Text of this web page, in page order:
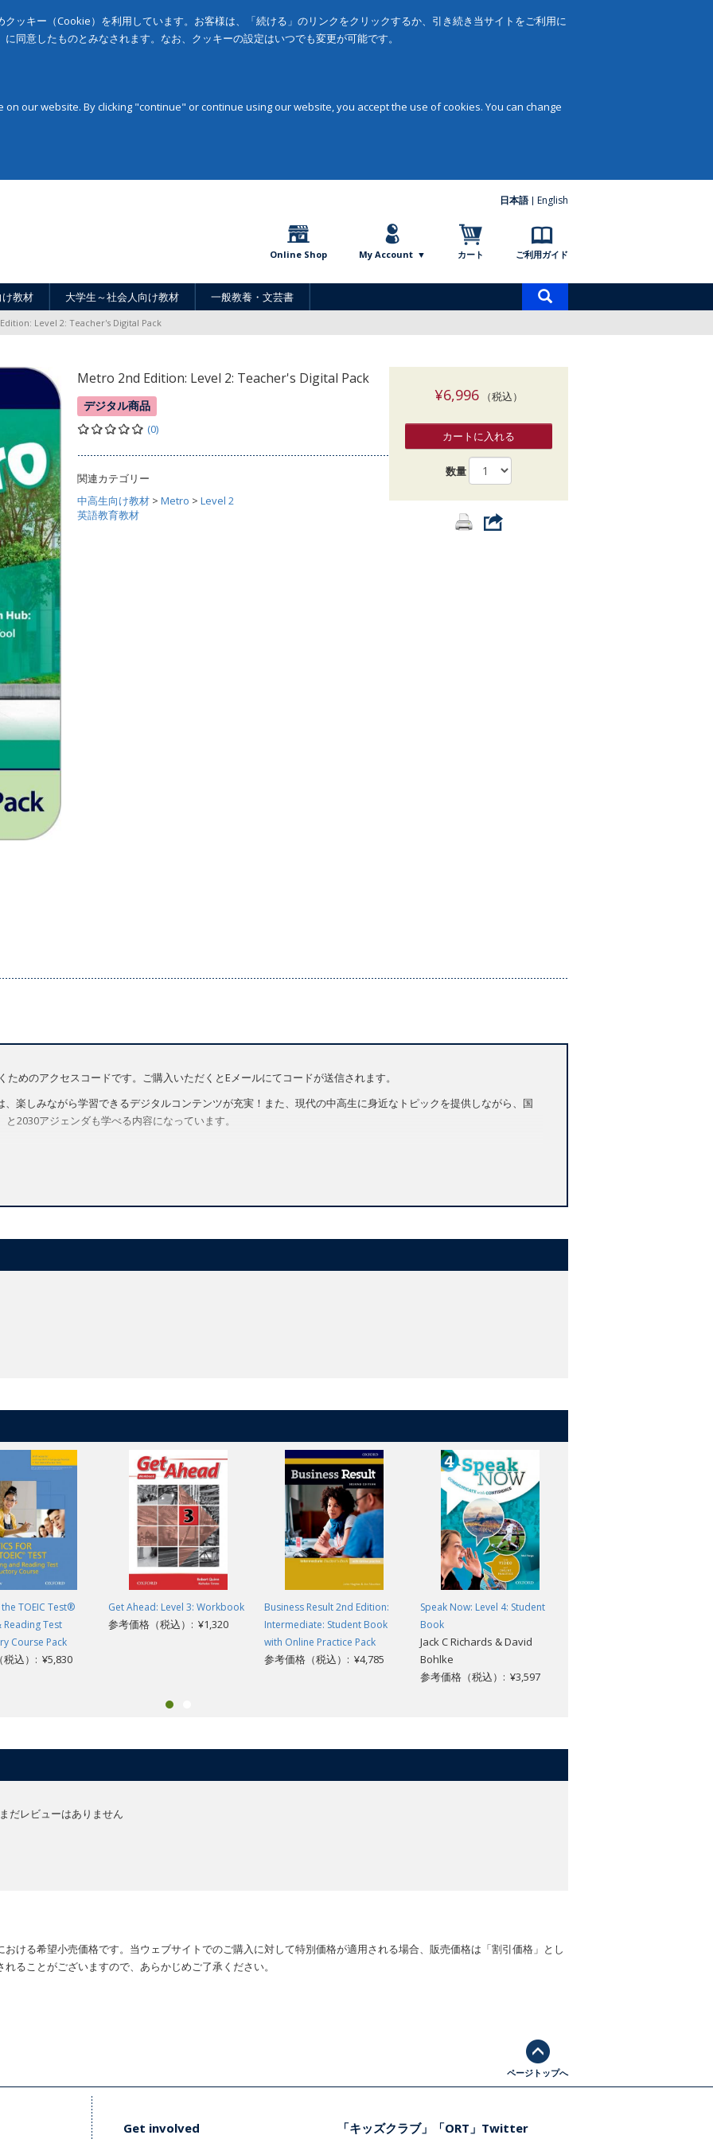
ッキー（Cookie）を利用しています。お客様は、「続ける」のリンクをクリックするか、引き続き当サイトをご利用に
同意したものとみなされます。なお、クッキーの設定はいつでも変更が可能です。
our website. By clicking "continue" or continue using our website, you accept the use of cookies. You can change
日本語 English
Online Shop My Account カート ご利用ガイド
教材 大学生～社会人向け教材 一般教養・文芸書
索
Level 2: Teacher's Digital Pack
Metro 2nd Edition: Level 2: Teacher's Digital Pack
デジタル商品
(0)
関連カテゴリー
中高生向け教材 > Metro > Level 2
英語教育教材
¥6,996（税込）
カートに入れる
数量
めのアクセスコードです。ご購入いただくとEメールにてコードが送信されます。
楽しみながら学習できるデジタルコンテンツが充実！また、現代の中高生に身近なトピックを提供しながら、国
2030アジェンダも学べる内容になっています。
TOEIC Test®
Reading Test
Course Pack
税込）: ¥5,830
Get Ahead: Level 3: Workbook
参考価格（税込）: ¥1,320
Business Result 2nd Edition:
Intermediate: Student Book
with Online Practice Pack
参考価格（税込）: ¥4,785
Speak Now: Level 4: Student
Book
Jack C Richards & David
Bohlke
参考価格（税込）: ¥3,597
まだレビューはありません
ける希望小売価格です。当ウェブサイトでのご購入に対して特別価格が適用される場合、販売価格は「割引価格」とし
ることがございますので、あらかじめご了承ください。
ページトップへ
Get involved 「キッズクラブ」「ORT」Twitter